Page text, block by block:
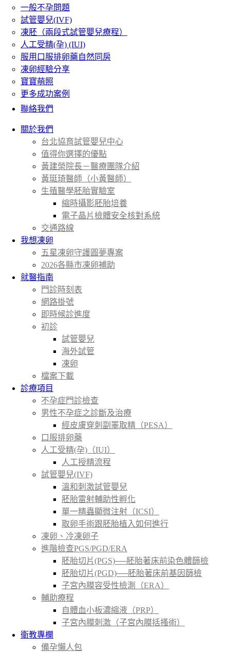
一般不孕問題
試管嬰兒(IVF)
凍胚（兩段式試管嬰兒療程）
人工受精(孕) (IUI)
服用口服排卵藥自然同房
凍卵經驗分享
寶寶萌照
更多成功案例
聯絡我們
關於我們
台北協育試管嬰兒中心
值得你選擇的優點
黃建榮院長－醫療團隊介紹
黃珽琦醫師（小黃醫師）
生殖醫學胚胎實驗室
縮時攝影胚胎培養
電子晶片檢體安全核對系統
交通路線
我想凍卵
五星凍卵守護圓夢專案
2026各縣市凍卵補助
就醫指南
門診時刻表
網路掛號
即時候診進度
初診
試管嬰兒
海外試管
凍卵
檔案下載
診療項目
不孕症門診檢查
男性不孕症之診斷及治療
經皮膚穿刺副睪取精（PESA）
口服排卵藥
人工受精(孕)（IUI）
人工授精流程
試管嬰兒(IVF)
溫和刺激試管嬰兒
胚胎雷射輔助性孵化
單一精蟲顯微注射（ICSI）
取卵手術跟胚胎植入如何進行
凍卵、冷凍卵子
進階檢查PGS/PGD/ERA
胚胎切片(PGS)──胚胎著床前染色體篩檢
胚胎切片(PGD)──胚胎著床前基因篩檢
子宮內膜容受性檢測（ERA）
輔助療程
自體血小板濃縮液（PRP）
子宮內膜刺激（子宮內膜括搔術）
衛教專欄
備孕懶人包